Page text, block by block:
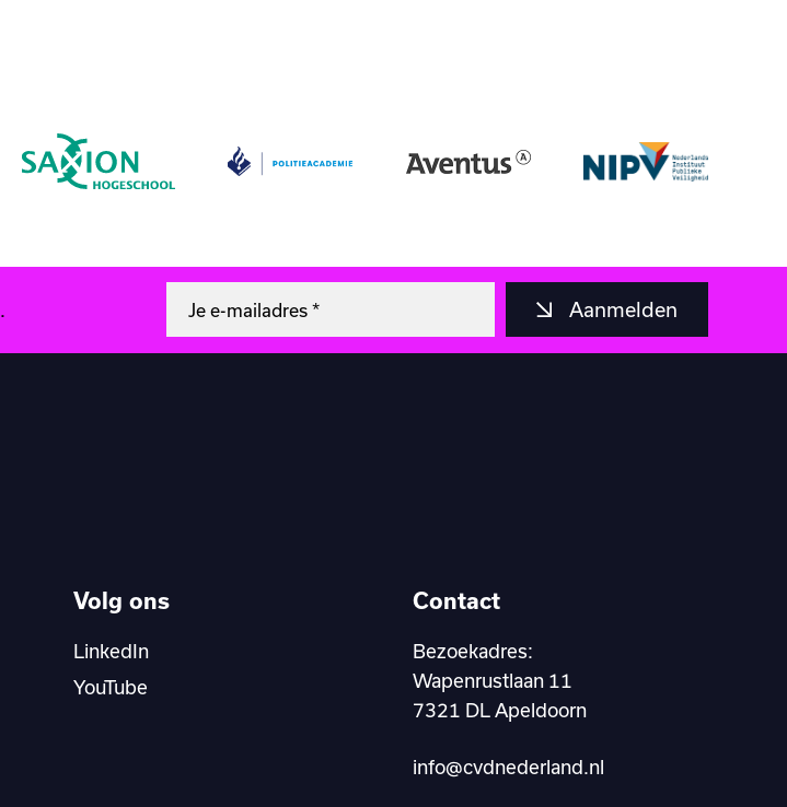
Aanmelden
Volg ons
LinkedIn
YouTube
Contact
Bezoekadres:
Wapenrustlaan 11
7321 DL Apeldoorn
info@cvdnederland.nl